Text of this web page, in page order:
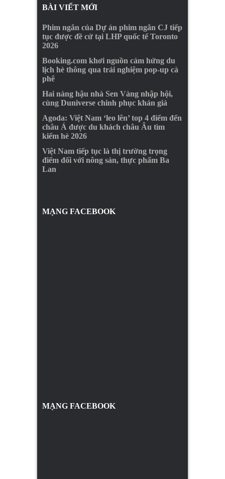
BÀI VIẾT MỚI
Phim ngắn của Dự án phim ngắn CJ tiếp
tục được đề cử tại LHP quốc tế Toronto
2026
Booking.com khơi nguồn cảm hứng du
lịch hè thông qua trải nghiệm pop-up cà
phê
Hai nàng hậu nhà Sen Vàng nhập hội,
cùng Duniverse chinh phục khán giả
Agoda: Việt Nam ‘leo lên’ top 4 điểm đến
châu Á được du khách châu Âu tìm
kiếm hè 2026
Việt Nam tiếp tục là thị trường trọng
điểm đối với nông sản, thực phẩm Ba
Lan
MẠNG FACEBOOK
MẠNG FACEBOOK